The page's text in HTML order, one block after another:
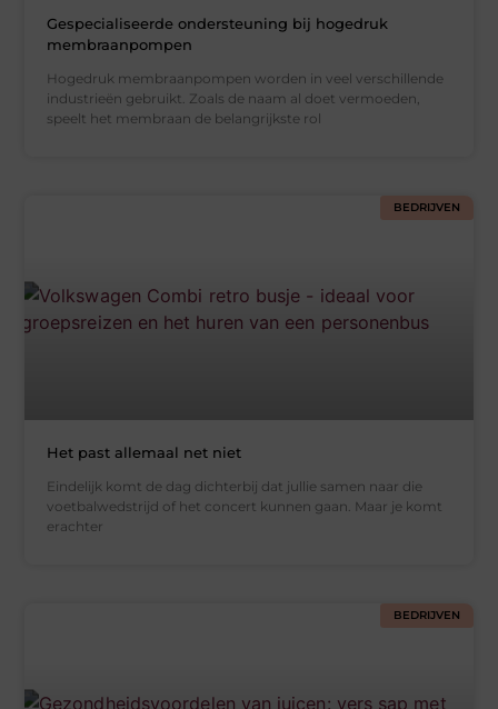
Gespecialiseerde ondersteuning bij hogedruk
membraanpompen
Hogedruk membraanpompen worden in veel verschillende
industrieën gebruikt. Zoals de naam al doet vermoeden,
speelt het membraan de belangrijkste rol
BEDRIJVEN
Het past allemaal net niet
Eindelijk komt de dag dichterbij dat jullie samen naar die
voetbalwedstrijd of het concert kunnen gaan. Maar je komt
erachter
BEDRIJVEN